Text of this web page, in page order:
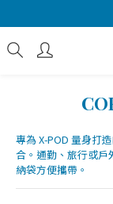
專為 X-POD 量身打
合。通勤、旅行或戶
納袋方便攜帶。